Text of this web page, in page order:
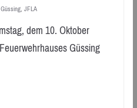
Güssing, JFLA
dem 10. Oktober
Güssing